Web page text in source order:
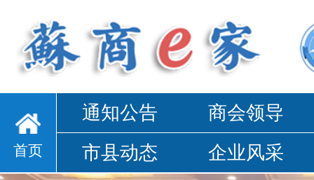
首页
通知公告
商会领导
市县动态
企业风采